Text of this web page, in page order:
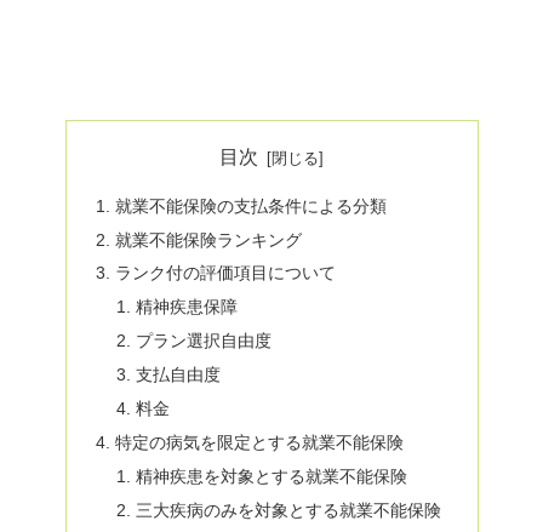
目次
就業不能保険の支払条件による分類
就業不能保険ランキング
ランク付の評価項目について
精神疾患保障
プラン選択自由度
支払自由度
料金
特定の病気を限定とする就業不能保険
精神疾患を対象とする就業不能保険
三大疾病のみを対象とする就業不能保険